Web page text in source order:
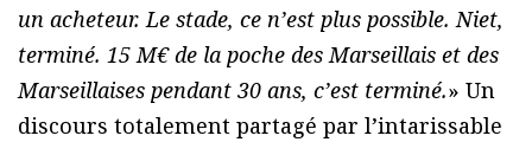
un acheteur. Le stade, ce n’est plus possible. Niet,
terminé. 15 M€ de la poche des Marseillais et des
Marseillaises pendant 30 ans, c’est terminé.» Un
discours totalement partagé par l’intarissable